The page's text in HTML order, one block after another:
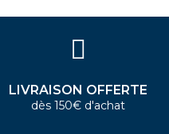
LIVRAISON OFFERTE
dès 150€ d'achat